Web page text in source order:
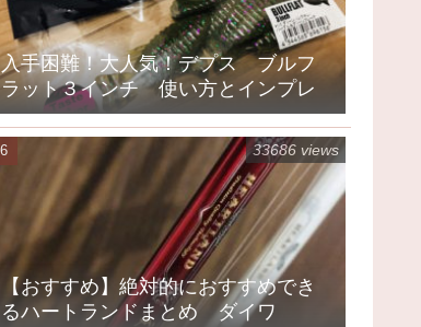
入手困難！大人気！デプス ブルフ
ラット３インチ 使い方とインプレ
【おすすめ】絶対的におすすめでき
るハートランドまとめ ダイワ
33686 views